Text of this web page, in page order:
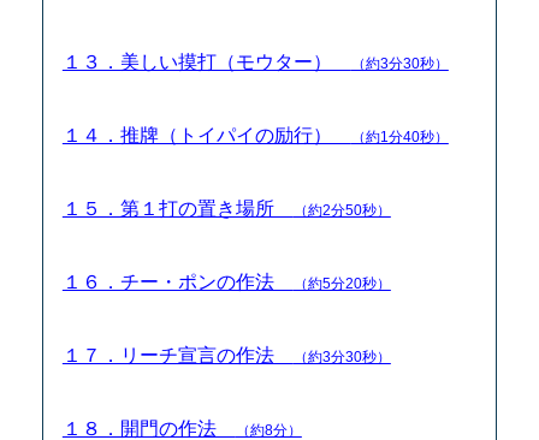
１３．美しい摸打（モウター） （約3分30秒）
１４．推牌（トイパイの励行） （約1分40秒）
１５．第１打の置き場所 （約2分50秒）
１６．チー・ポンの作法 （約5分20秒）
１７．リーチ宣言の作法 （約3分30秒）
１８．開門の作法 （約8分）